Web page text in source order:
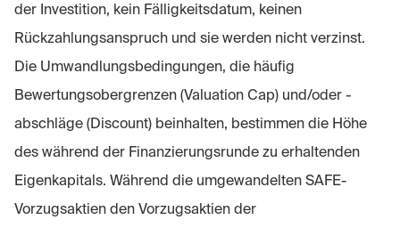
der Investition, kein Fälligkeitsdatum, keinen
Rückzahlungsanspruch und sie werden nicht verzinst.
Die Umwandlungsbedingungen, die häufig
Bewertungsobergrenzen (Valuation Cap) und/oder -
abschläge (Discount) beinhalten, bestimmen die Höhe
des während der Finanzierungsrunde zu erhaltenden
Eigenkapitals. Während die umgewandelten SAFE-
Vorzugsaktien den Vorzugsaktien der